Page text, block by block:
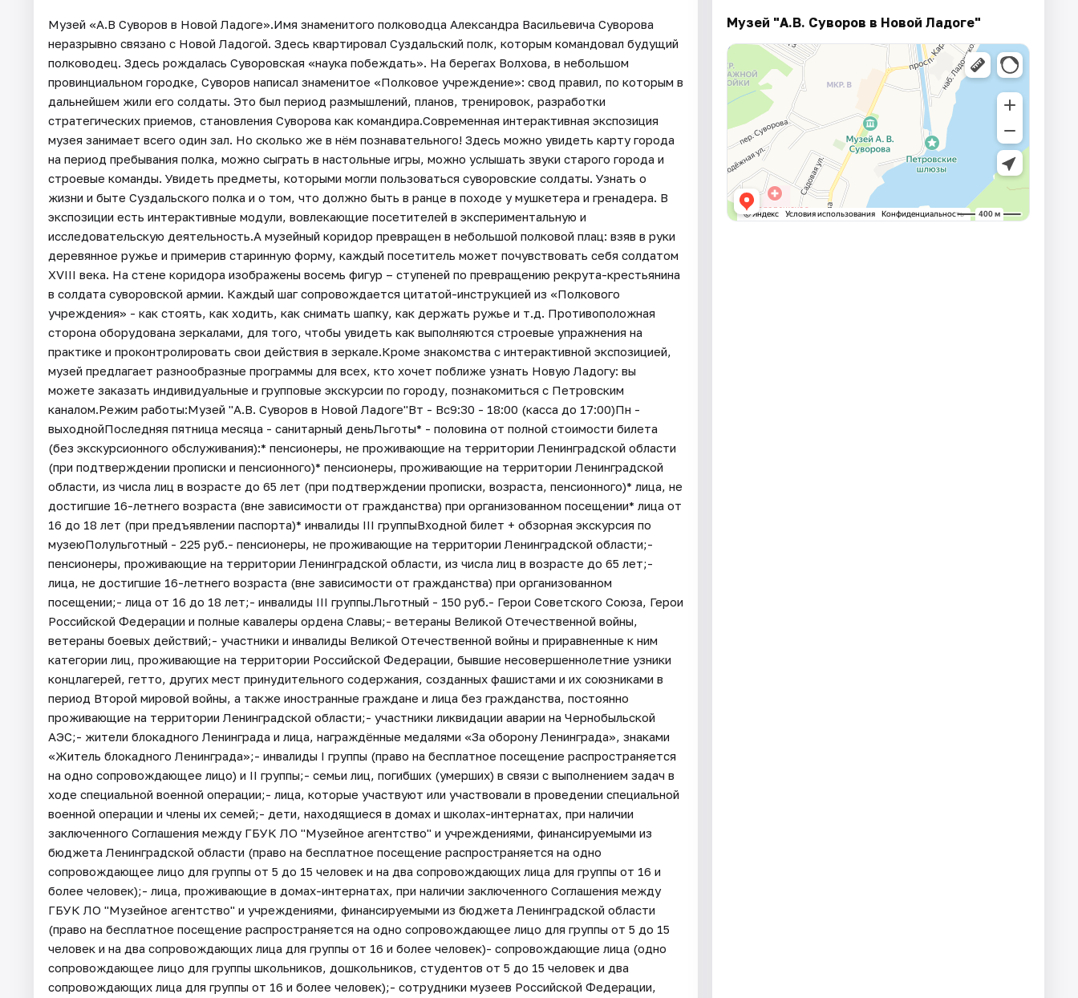
Музей «А.В Суворов в Новой Ладоге».Имя знаменитого полководца Александра Васильевича Суворова
неразрывно связано с Новой Ладогой. Здесь квартировал Суздальский полк, которым командовал будущий
полководец. Здесь рождалась Суворовская «наука побеждать». На берегах Волхова, в небольшом
провинциальном городке, Суворов написал знаменитое «Полковое учреждение»: свод правил, по которым в
дальнейшем жили его солдаты. Это был период размышлений, планов, тренировок, разработки
стратегических приемов, становления Суворова как командира.Современная интерактивная экспозиция
музея занимает всего один зал. Но сколько же в нём познавательного! Здесь можно увидеть карту города
на период пребывания полка, можно сыграть в настольные игры, можно услышать звуки старого города и
строевые команды. Увидеть предметы, которыми могли пользоваться суворовские солдаты. Узнать о
жизни и быте Суздальского полка и о том, что должно быть в ранце в походе у мушкетера и гренадера. В
экспозиции есть интерактивные модули, вовлекающие посетителей в экспериментальную и
исследовательскую деятельность.А музейный коридор превращен в небольшой полковой плац: взяв в руки
деревянное ружье и примерив старинную форму, каждый посетитель может почувствовать себя солдатом
XVIII века. На стене коридора изображены восемь фигур – ступеней по превращению рекрута-крестьянина
в солдата суворовской армии. Каждый шаг сопровождается цитатой-инструкцией из «Полкового
учреждения» - как стоять, как ходить, как снимать шапку, как держать ружье и т.д. Противоположная
сторона оборудована зеркалами, для того, чтобы увидеть как выполняются строевые упражнения на
практике и проконтролировать свои действия в зеркале.Кроме знакомства с интерактивной экспозицией,
музей предлагает разнообразные программы для всех, кто хочет поближе узнать Новую Ладогу: вы
можете заказать индивидуальные и групповые экскурсии по городу, познакомиться с Петровским
каналом.Режим работы:Музей "А.В. Суворов в Новой Ладоге"Вт - Вс9:30 - 18:00 (касса до 17:00)Пн -
выходнойПоследняя пятница месяца - санитарный деньЛьготы* - половина от полной стоимости билета
(без экскурсионного обслуживания):* пенсионеры, не проживающие на территории Ленинградской области
(при подтверждении прописки и пенсионного)* пенсионеры, проживающие на территории Ленинградской
области, из числа лиц в возрасте до 65 лет (при подтверждении прописки, возраста, пенсионного)* лица, не
достигшие 16-летнего возраста (вне зависимости от гражданства) при организованном посещении* лица от
16 до 18 лет (при предъявлении паспорта)* инвалиды III группыВходной билет + обзорная экскурсия по
музеюПолульготный - 225 руб.- пенсионеры, не проживающие на территории Ленинградской области;-
пенсионеры, проживающие на территории Ленинградской области, из числа лиц в возрасте до 65 лет;-
лица, не достигшие 16-летнего возраста (вне зависимости от гражданства) при организованном
посещении;- лица от 16 до 18 лет;- инвалиды III группы.Льготный - 150 руб.- Герои Советского Союза, Герои
Российской Федерации и полные кавалеры ордена Славы;- ветераны Великой Отечественной войны,
ветераны боевых действий;- участники и инвалиды Великой Отечественной войны и приравненные к ним
категории лиц, проживающие на территории Российской Федерации, бывшие несовершеннолетние узники
концлагерей, гетто, других мест принудительного содержания, созданных фашистами и их союзниками в
период Второй мировой войны, а также иностранные граждане и лица без гражданства, постоянно
проживающие на территории Ленинградской области;- участники ликвидации аварии на Чернобыльской
АЭС;- жители блокадного Ленинграда и лица, награждённые медалями «За оборону Ленинграда», знаками
«Житель блокадного Ленинграда»;- инвалиды I группы (право на бесплатное посещение распространяется
на одно сопровождающее лицо) и II группы;- семьи лиц, погибших (умерших) в связи с выполнением задач в
ходе специальной военной операции;- лица, которые участвуют или участвовали в проведении специальной
военной операции и члены их семей;- дети, находящиеся в домах и школах-интернатах, при наличии
заключенного Соглашения между ГБУК ЛО "Музейное агентство" и учреждениями, финансируемыми из
бюджета Ленинградской области (право на бесплатное посещение распространяется на одно
сопровождающее лицо для группы от 5 до 15 человек и на два сопровождающих лица для группы от 16 и
более человек);- лица, проживающие в домах-интернатах, при наличии заключенного Соглашения между
ГБУК ЛО "Музейное агентство" и учреждениями, финансируемыми из бюджета Ленинградской области
(право на бесплатное посещение распространяется на одно сопровождающее лицо для группы от 5 до 15
человек и на два сопровождающих лица для группы от 16 и более человек)- сопровождающие лица (одно
сопровождающее лицо для группы школьников, дошкольников, студентов от 5 до 15 человек и два
сопровождающих лица для группы от 16 и более человек);- сотрудники музеев Российской Федерации,
Музей "А.В. Суворов в Новой Ладоге"